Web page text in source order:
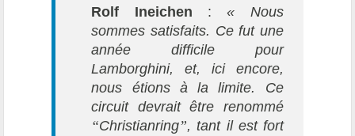
Rolf Ineichen :« Nous
sommes satisfaits. Ce fut une
année difficile pour
Lamborghini, et, ici encore,
nous étions à la limite. Ce
circuit devrait être renommé
“Christianring”, tant il est fort